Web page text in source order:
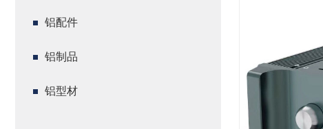
铝配件
铝制品
铝型材